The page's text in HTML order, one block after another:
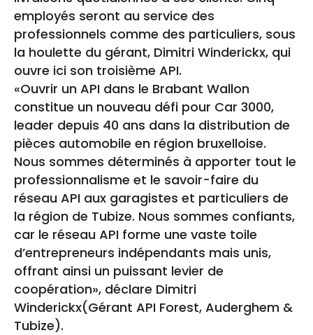
employés seront au service des
professionnels comme des particuliers, sous
la houlette du gérant, Dimitri Winderickx, qui
ouvre ici son troisième API.
«Ouvrir un API dans le Brabant Wallon
constitue un nouveau défi pour Car 3000,
leader depuis 40 ans dans la distribution de
pièces automobile en région bruxelloise.
Nous sommes déterminés à apporter tout le
professionnalisme et le savoir-faire du
réseau API aux garagistes et particuliers de
la région de Tubize. Nous sommes confiants,
car le réseau API forme une vaste toile
d’entrepreneurs indépendants mais unis,
offrant ainsi un puissant levier de
coopération», déclare Dimitri
Winderickx(Gérant API Forest, Auderghem &
Tubize).